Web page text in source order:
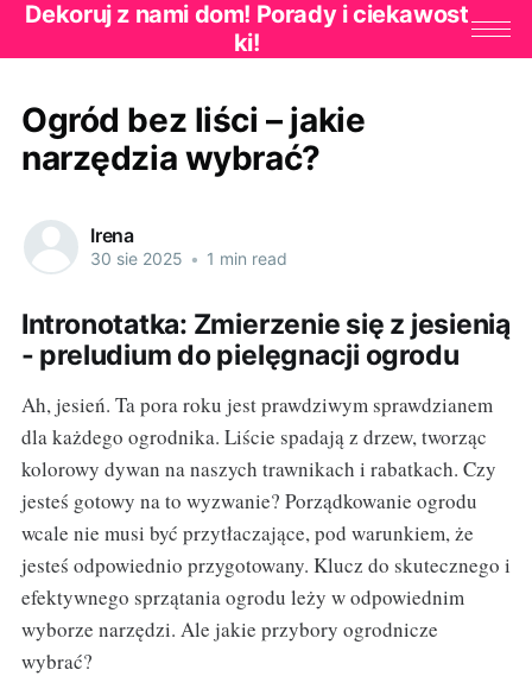
Dekoruj z nami dom! Porady i ciekawost
ki!
Ogród bez liści – jakie
narzędzia wybrać?
Irena
30 sie 2025 • 1 min read
Intronotatka: Zmierzenie się z jesienią
- preludium do pielęgnacji ogrodu
Ah, jesień. Ta pora roku jest prawdziwym sprawdzianem
dla każdego ogrodnika. Liście spadają z drzew, tworząc
kolorowy dywan na naszych trawnikach i rabatkach. Czy
jesteś gotowy na to wyzwanie? Porządkowanie ogrodu
wcale nie musi być przytłaczające, pod warunkiem, że
jesteś odpowiednio przygotowany. Klucz do skutecznego i
efektywnego sprzątania ogrodu leży w odpowiednim
wyborze narzędzi. Ale jakie przybory ogrodnicze
wybrać?